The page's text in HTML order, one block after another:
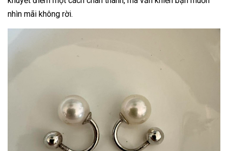
nhìn mãi không rời.